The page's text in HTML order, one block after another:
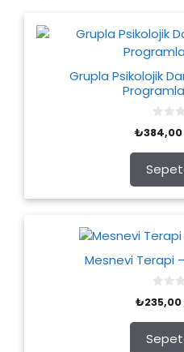
Grupla Psikolojik
o
t
o
f
5
₺384,00
Mesnevi Terapi
o
t
o
f
₺235,00